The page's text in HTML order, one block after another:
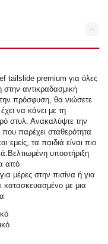
tailslide premium για όλες
στην αντικραδασμική
πρόσφυση, θα νιώσετε
να κάνει με τη
στυλ. Ανακαλύψτε την
παρέχει σταθερότητα
τα παιδιά είναι πιο
υποστήριξη
από
μέρες στην πισίνα ή για
κατασκευασμένο με μια